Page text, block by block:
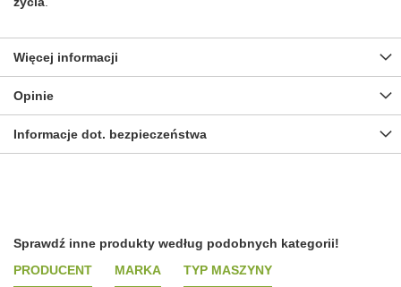
Więcej informacji
Opinie
Informacje dot. bezpieczeństwa
Sprawdź inne produkty według podobnych kategorii!
PRODUCENT
MARKA TYP MASZYNY